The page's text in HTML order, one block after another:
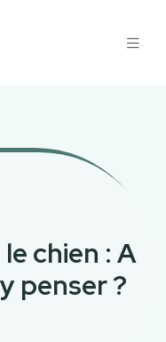
chien : A
penser ?